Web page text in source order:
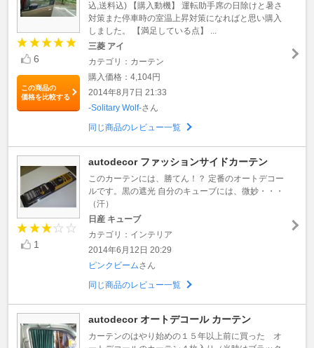
6
この商品の
価格を比較する
込,送料込) 【購入動機】 運転助手席の日除けと暑さ
対策また停車時の室温上昇対策になればと思い購入
しました。 【満足している点】 ...
三菱 アイ
カテゴリ：カーテン
購入価格：4,104円
2014年8月7日 21:33
-Solitary Wolf-さん
同じ商品のレビュー一覧
1
autodecor ファッションサイドカーテン
このカーテンには、勝てん！？ 定番のオートデコー
ルです。黒の遮光 自分のキューブには、微妙・・・
（汗）
日産 キューブ
カテゴリ：インテリア
2014年6月12日 20:29
ピンクビームさん
同じ商品のレビュー一覧
autodecor オートデコール カーテン
カーテンのはやり始めの１５年以上前に買った オ